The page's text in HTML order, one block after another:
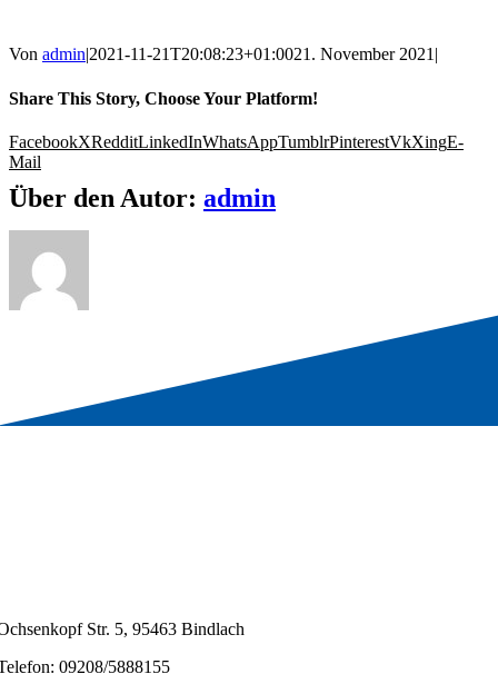
Von admin|2021-11-21T20:08:23+01:0021. November 2021|
Share This Story, Choose Your Platform!
FacebookXRedditLinkedInWhatsAppTumblrPinterestVkXingE-
Mail
Über den Autor: admin
Str. 5, 95463 Bindlach
09208/5888155